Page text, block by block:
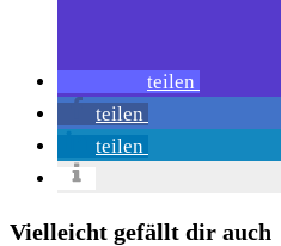
teilen
teilen
teilen
Vielleicht gefällt dir auch